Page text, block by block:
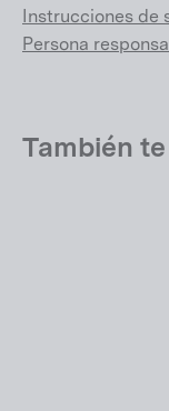
Instrucciones de
Persona
También